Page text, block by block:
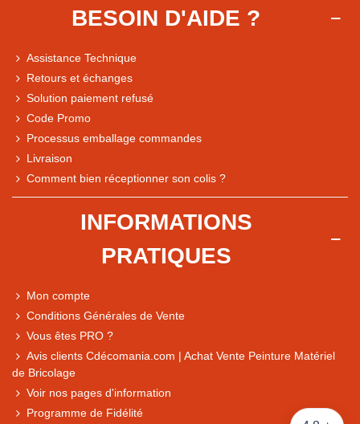
Comparaison des performances du magasin
Express, Chez vous, Point relais, Retrait magasin
BESOIN D'AIDE ?
Assistance Technique
Retours et échanges
Solution paiement refusé
Code Promo
Processus emballage commandes
Livraison
Comment bien réceptionner son colis ?
INFORMATIONS
PRATIQUES
Mon compte
Conditions Générales de Vente
Vous êtes PRO ?
Avis clients Cdécomania.com | Achat Vente Peinture Matériel
de Bricolage
Voir nos pages d'information
Programme de Fidélité